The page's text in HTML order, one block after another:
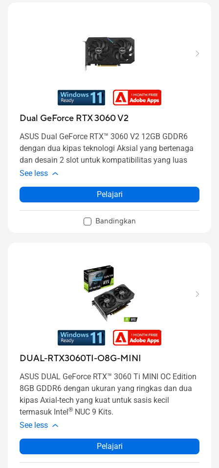
Dual GeForce RTX 3060 V2
ASUS Dual GeForce RTX™ 3060 V2 12GB GDDR6
dengan dua kipas teknologi Aksial yang bertenaga
dan desain 2 slot untuk kompatibilitas yang luas
See less
Pelajari
Bandingkan
DUAL-RTX3060TI-O8G-MINI
ASUS DUAL GeForce RTX™ 3060 Ti MINI OC Edition
8GB GDDR6 dengan ukuran yang ringkas dan dua
kipas Axial-tech yang kuat untuk sasis kecil
termasuk Intel® NUC 9 Kits.
See less
Pelajari